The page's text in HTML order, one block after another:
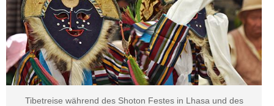
Tibetreise während des Shoton Festes in Lhasa und des